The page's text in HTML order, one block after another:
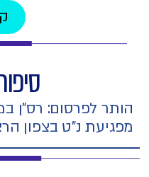
הותר לפרסום: רס"ן
מפגיעת נ"ט בצפון